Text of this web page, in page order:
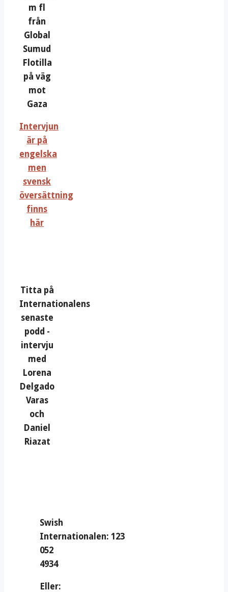
m fl
från
Global
Sumud
Flotilla
på väg
mot
Gaza
Intervjun
är på
engelska
men
svensk
översättning
finns
här
Titta på
Internationalens
senaste
podd -
intervju
med
Lorena
Delgado
Varas
och
Daniel
Riazat
Swish
Internationalen: 123
052
4934
Eller: